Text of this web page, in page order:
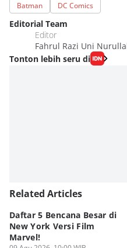
Batman DC Comics
Editorial Team
Editor
Fahrul Razi Uni
Tonton lebih seru di
Related Articles
Daftar 5 Bencana Besar di
New York Versi Film
Marvel!